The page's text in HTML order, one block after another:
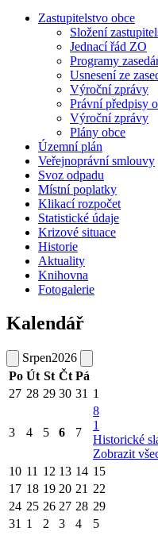
Zastupitelstvo obce
Složení
Jednací řád ZO
Programy
Usnesení ze
Výroční zprávy
Právní předpisy
Výroční zprávy
Plány obce
Územní plán
Veřejnoprávní smlouvy
Svoz odpadu
Místní poplatky
Klikací rozpočet
Statistické údaje
Krizové situace
Historie
Aktuality
Knihovna
Fotogalerie
Kalendář
Srpen2026
Po Út St Čt Pá
27 28 29 30 31 1
3 4 5 6 7
8
1
Historické
Zobrazit
10 11 12 13 14 15
17 18 19 20 21 22
24 25 26 27 28 29
31 1 2 3 4 5